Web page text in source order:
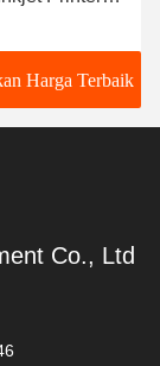
2-12.7mm
Harga Terbaik
Co., Ltd